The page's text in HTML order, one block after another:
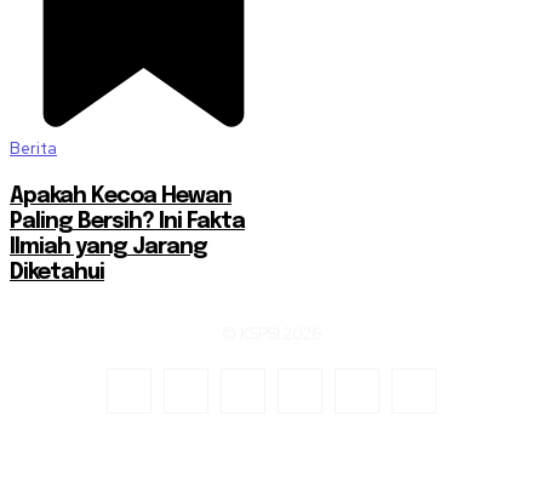
Berita
Apakah Kecoa Hewan
Paling Bersih? Ini Fakta
Ilmiah yang Jarang
Diketahui